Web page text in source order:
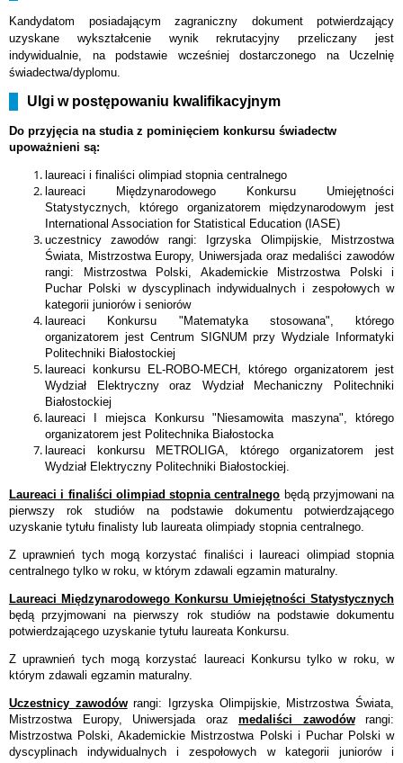
Kandydatom posiadającym zagraniczny dokument potwierdzający
uzyskane wykształcenie wynik rekrutacyjny przeliczany jest
indywidualnie, na podstawie wcześniej dostarczonego na Uczelnię
świadectwa/dyplomu.
Ulgi w postępowaniu kwalifikacyjnym
Do przyjęcia na studia z pominięciem konkursu świadectw
upoważnieni są:
laureaci i finaliści olimpiad stopnia centralnego
laureaci Międzynarodowego Konkursu Umiejętności
Statystycznych, którego organizatorem międzynarodowym jest
International Association for Statistical Education (IASE)
uczestnicy zawodów rangi: Igrzyska Olimpijskie, Mistrzostwa
Świata, Mistrzostwa Europy, Uniwersjada oraz medaliści zawodów
rangi: Mistrzostwa Polski, Akademickie Mistrzostwa Polski i
Puchar Polski w dyscyplinach indywidualnych i zespołowych w
kategorii juniorów i seniorów
laureaci Konkursu "Matematyka stosowana", którego
organizatorem jest Centrum SIGNUM przy Wydziale Informatyki
Politechniki Białostockiej
laureaci konkursu EL-ROBO-MECH, którego organizatorem jest
Wydział Elektryczny oraz Wydział Mechaniczny Politechniki
Białostockiej
laureaci I miejsca Konkursu "Niesamowita maszyna", którego
organizatorem jest Politechnika Białostocka
laureaci konkursu METROLIGA, którego organizatorem jest
Wydział Elektryczny Politechniki Białostockiej.
Laureaci i finaliści olimpiad stopnia centralnego będą przyjmowani na
pierwszy rok studiów na podstawie dokumentu potwierdzającego
uzyskanie tytułu finalisty lub laureata olimpiady stopnia centralnego.
Z uprawnień tych mogą korzystać finaliści i laureaci olimpiad stopnia
centralnego tylko w roku, w którym zdawali egzamin maturalny.
Laureaci Międzynarodowego Konkursu Umiejętności Statystycznych
będą przyjmowani na pierwszy rok studiów na podstawie dokumentu
potwierdzającego uzyskanie tytułu laureata Konkursu.
Z uprawnień tych mogą korzystać laureaci Konkursu tylko w roku, w
którym zdawali egzamin maturalny.
Uczestnicy zawodówrangi: Igrzyska Olimpijskie, Mistrzostwa Świata,
Mistrzostwa Europy, Uniwersjada oraz medaliści zawodówrangi:
Mistrzostwa Polski, Akademickie Mistrzostwa Polski i Puchar Polski w
dyscyplinach indywidualnych i zespołowych w kategorii juniorów i